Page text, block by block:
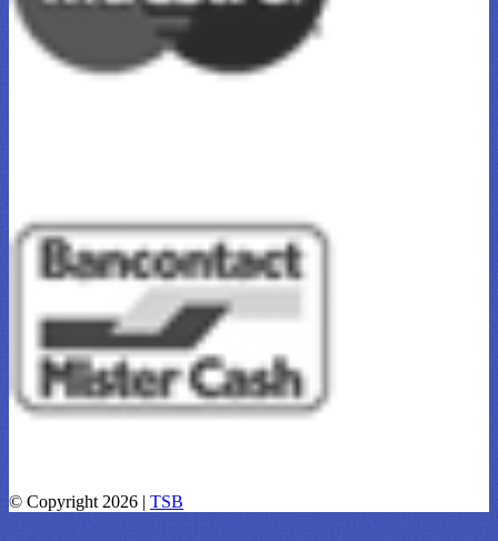
© Copyright 2026 | TSB